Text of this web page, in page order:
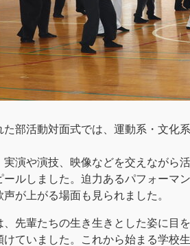
た部活動対面式では、運動系・文化
実演や演技、映像などを交えながら
ールしました。迫力あるパフォーマ
声が上がる場面も見られました。
、先輩たちの生き生きとした姿に目
けていました。これから始まる学校